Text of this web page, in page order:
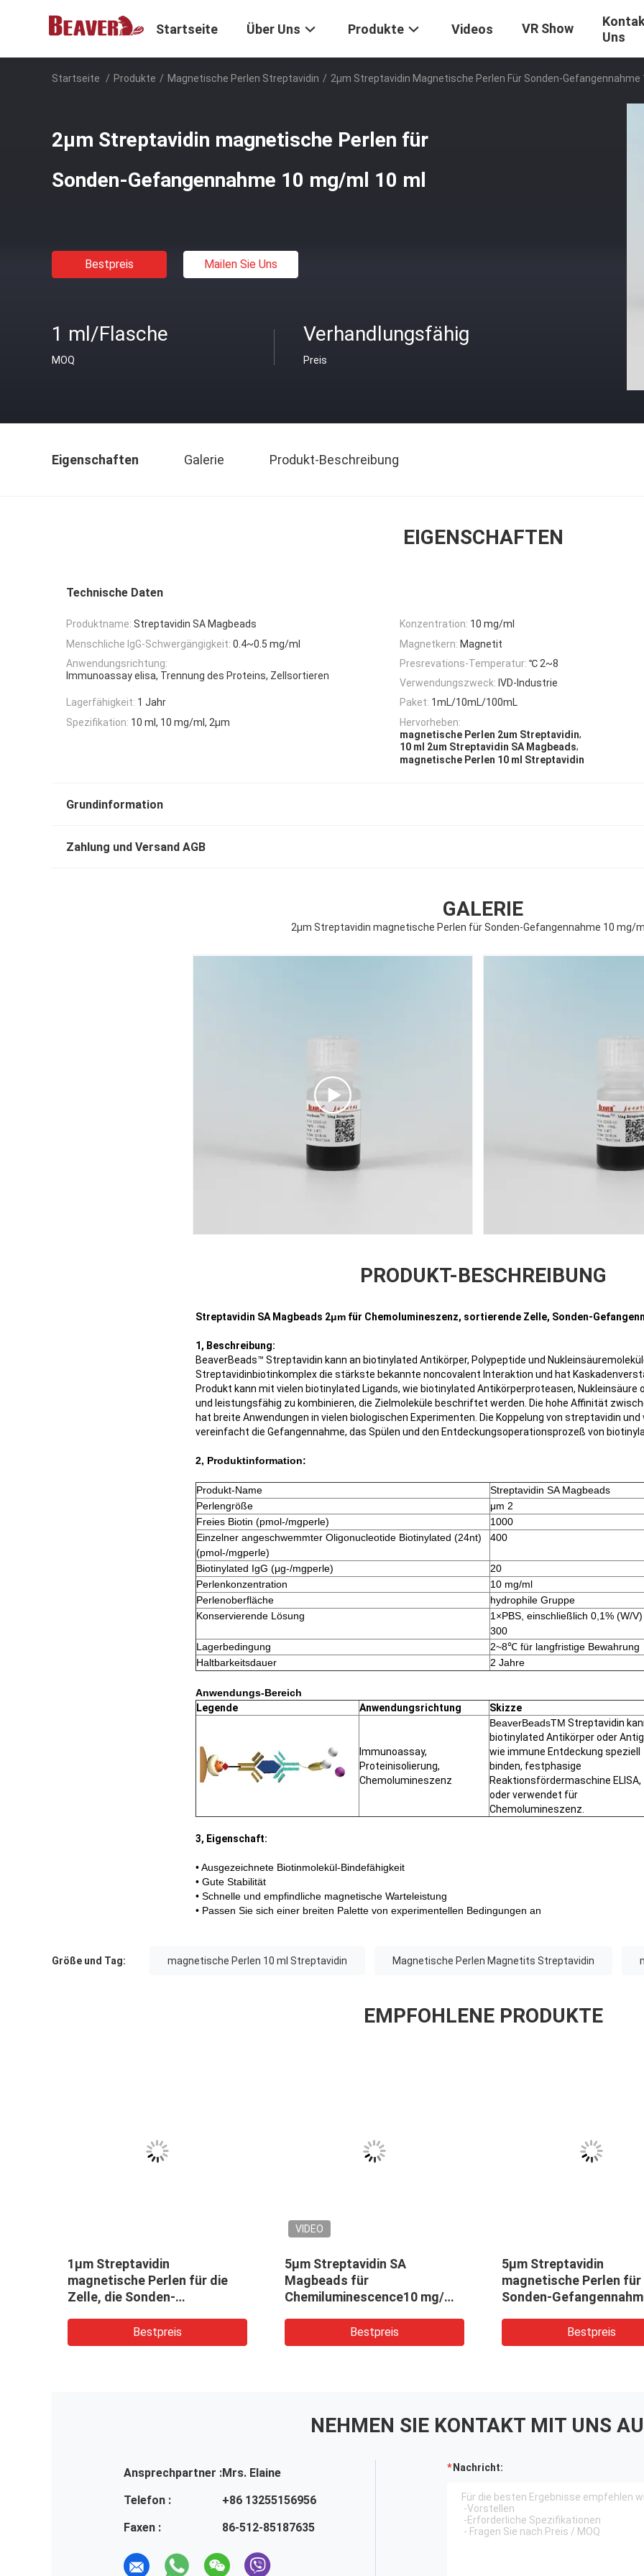
Startseite Über Uns Produkte Videos VR Show
Uns
Startseite / Produkte / Magnetische Perlen Streptavidin / 2μm Streptavidin Magnetische Perlen Für Sonden-Gefangennahme
2μm Streptavidin magnetische Perlen für
Sonden-Gefangennahme 10 mg/ml 10 ml
Bestpreis Mailen Sie Uns
1 ml/Flasche
MOQ
Verhandlungsfähig
Preis
Eigenschaften Galerie Produkt-Beschreibung
EIGENSCHAFTEN
Technische Daten
Produktname: Streptavidin SA Magbeads Konzentration: 10 mg/ml
Menschliche IgG-Schwergängigkeit: 0.4~0.5 mg/ml Magnetkern: Magnetit
Anwendungsrichtung:
Immunoassay elisa, Trennung des Proteins, Zellsortieren
Presrevations-Temperatur: ℃ 2~8
Verwendungszweck: IVD-Industrie
Lagerfähigkeit: 1 Jahr Paket: 1mL/10mL/100mL
Spezifikation: 10 ml, 10 mg/ml, 2μm
Hervorheben:
magnetische Perlen 2um Streptavidin,
10 ml 2um Streptavidin SA Magbeads,
magnetische Perlen 10 ml Streptavidin
Grundinformation
Zahlung und Versand AGB
GALERIE
2μm Streptavidin magnetische Perlen für Sonden-Gefangennahme 10 mg/
PRODUKT-BESCHREIBUNG
Streptavidin SA Magbeads 2μm für Chemolumineszenz, sortierende Zelle, Sonden-
1, Beschreibung:
BeaverBeads™ Streptavidin kann an biotinylated Antikörper, Polypeptide und
Streptavidinbiotinkomplex die stärkste bekannte noncovalent Interaktion und hat
Produkt kann mit vielen biotinylated Ligands, wie biotinylated Antikörperproteasen, Nukleinsäure
und leistungsfähig zu kombinieren, die Zielmoleküle beschriftet werden. Die hohe Affinität
hat breite Anwendungen in vielen biologischen Experimenten. Die Koppelung von streptavidin
vereinfacht die Gefangennahme, das Spülen und den Entdeckungsoperationsprozeß von
2, Produktinformation:
Produkt-Name
Streptavidin SA Magbeads
Perlengröße
μm 2
Freies Biotin (pmol-/mgperle)
1000
Einzelner angeschwemmter Oligonucleotide Biotinylated (24nt)
(pmol-/mgperle)
400
Biotinylated IgG (μg-/mgperle)
20
Perlenkonzentration
10 mg/ml
Perlenoberfläche
hydrophile Gruppe
Konservierende Lösung
1×PBS, einschließlich 0,1% (W/
300
Lagerbedingung
2~8℃ für langfristige Bewahrung
Haltbarkeitsdauer
2 Jahre
Anwendungs-Bereich
Legende
Anwendungsrichtung Skizze
Immunoassay,
Proteinisolierung,
Chemolumineszenz
BeaverBeadsTM Streptavidin
biotinylated Antikörper oder
wie immune Entdeckung speziell
binden, festphasige
Reaktionsfördermaschine ELISA,
oder verwendet für
Chemolumineszenz.
3, Eigenschaft:
• Ausgezeichnete Biotinmolekül-Bindefähigkeit
• Gute Stabilität
• Schnelle und empfindliche magnetische Warteleistung
• Passen Sie sich einer breiten Palette von experimentellen Bedingungen an
Größe und Tag: magnetische Perlen 10 ml Streptavidin Magnetische Perlen Magnetits Streptavidin
EMPFOHLENE PRODUKTE
SA
mg/ml
5μm Streptavidin
magnetische Perlen für
Sonden-Gefangennahme 10
magnetische Perlen 300nm
Chemiluminescence10 mg/ml
2.8μm
NEHMEN SIE KONTAKT MIT UNS
Ansprechpartner :Mrs. Elaine
Telefon :
+86 13255156956
Faxen :
86-512-85187635
Nachricht: